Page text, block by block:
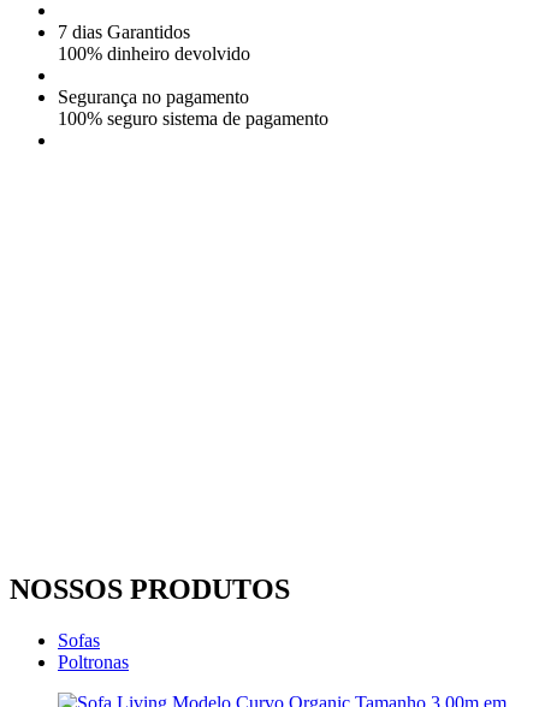
7 dias Garantidos
100% dinheiro devolvido
Segurança no pagamento
100% seguro sistema de pagamento
NOSSOS PRODUTOS
Sofas
Poltronas